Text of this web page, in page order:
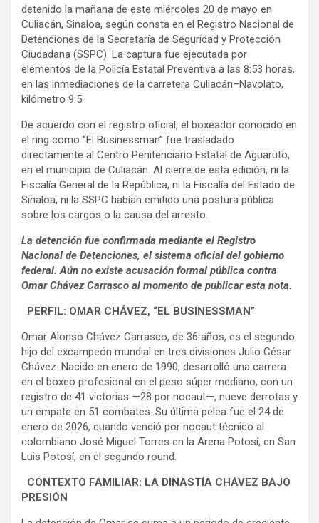
detenido la mañana de este miércoles 20 de mayo en
Culiacán, Sinaloa, según consta en el Registro Nacional de
Detenciones de la Secretaría de Seguridad y Protección
Ciudadana (SSPC). La captura fue ejecutada por
elementos de la Policía Estatal Preventiva a las 8:53 horas,
en las inmediaciones de la carretera Culiacán–Navolato,
kilómetro 9.5.
De acuerdo con el registro oficial, el boxeador conocido en
el ring como “El Businessman” fue trasladado
directamente al Centro Penitenciario Estatal de Aguaruto,
en el municipio de Culiacán. Al cierre de esta edición, ni la
Fiscalía General de la República, ni la Fiscalía del Estado de
Sinaloa, ni la SSPC habían emitido una postura pública
sobre los cargos o la causa del arresto.
La detención fue confirmada mediante el Registro
Nacional de Detenciones, el sistema oficial del gobierno
federal. Aún no existe acusación formal pública contra
Omar Chávez Carrasco al momento de publicar esta nota.
PERFIL: OMAR CHÁVEZ, “EL BUSINESSMAN”
Omar Alonso Chávez Carrasco, de 36 años, es el segundo
hijo del excampeón mundial en tres divisiones Julio César
Chávez. Nacido en enero de 1990, desarrolló una carrera
en el boxeo profesional en el peso súper mediano, con un
registro de 41 victorias —28 por nocaut—, nueve derrotas y
un empate en 51 combates. Su última pelea fue el 24 de
enero de 2026, cuando venció por nocaut técnico al
colombiano José Miguel Torres en la Arena Potosí, en San
Luis Potosí, en el segundo round.
CONTEXTO FAMILIAR: LA DINASTÍA CHÁVEZ BAJO
PRESIÓN